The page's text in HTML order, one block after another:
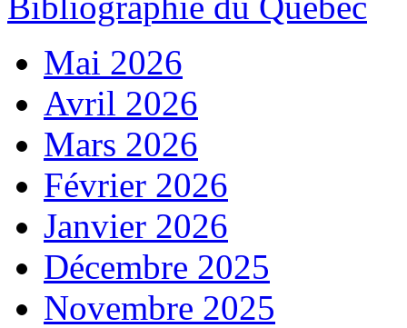
Mai 2026
Avril 2026
Mars 2026
Février 2026
Janvier 2026
Décembre 2025
Novembre 2025